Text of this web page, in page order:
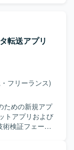
チーム開発の
イトというユ
ケールのある
。ライブラリと
いたします。
を管理します。
ールには
転送アプリ
フリーランス)
ための新規アプ
トアプリおよび
術検証フェーズ